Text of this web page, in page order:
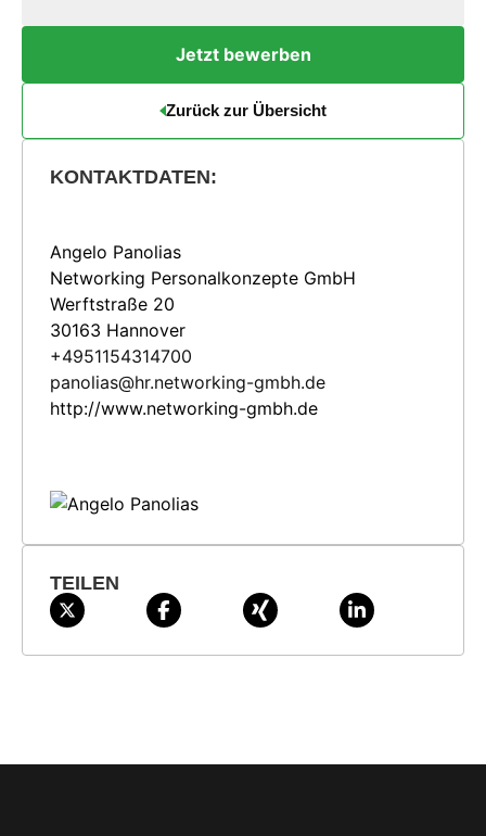
Jetzt bewerben
Zurück zur Übersicht
KONTAKTDATEN:
Angelo Panolias
Networking Personalkonzepte GmbH
Werftstraße 20
30163 Hannover
+4951154314700
panolias@hr.networking-gmbh.de
http://www.networking-gmbh.de
TEILEN